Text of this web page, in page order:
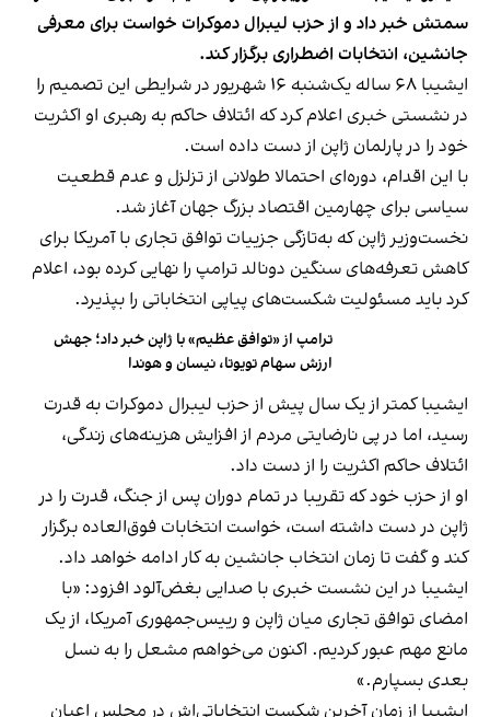
سمتش خبر داد و از حزب لیبرال دموکرات خواست برای معرفی
جانشین، انتخابات اضطراری برگزار کند.
ایشیبا ۶۸ ساله یک‌شنبه ۱۶ شهریور در شرایطی این تصمیم را
در نشستی خبری اعلام کرد که ائتلاف حاکم به رهبری او اکثریت
خود را در پارلمان ژاپن از دست داده است.
با این اقدام، دوره‌ای احتمالا طولانی از تزلزل و عدم قطعیت
سیاسی برای چهارمین اقتصاد بزرگ جهان آغاز شد.
نخست‌وزیر ژاپن که به‌تازگی جزییات توافق تجاری با آمریکا برای
کاهش تعرفه‌های سنگین دونالد ترامپ را نهایی کرده بود، اعلام
کرد باید مسئولیت شکست‌های پیاپی انتخاباتی را بپذیرد.
ترامپ از «توافق عظیم» با ژاپن خبر داد؛ جهش
ارزش سهام تویوتا، نیسان و هوندا
ایشیبا کمتر از یک سال پیش از حزب لیبرال‌ دموکرات به قدرت
رسید، اما در پی نارضایتی مردم از افزایش هزینه‌های زندگی،
ائتلاف حاکم اکثریت را از دست داد.
او از حزب خود که تقریبا در تمام دوران پس از جنگ، قدرت را در
ژاپن در دست داشته است، خواست انتخابات فوق‌العاده برگزار
کند و گفت تا زمان انتخاب جانشین به کار ادامه خواهد داد.
ایشیبا در این نشست خبری با صدایی بغض‌آلود افزود: «با
امضای توافق تجاری میان ژاپن و رییس‌جمهوری آمریکا، از یک
مانع مهم عبور کردیم. اکنون می‌خواهم مشعل را به نسل
بعدی بسپارم.»
ایشیبا از زمان آخرین شکست انتخاباتی‌اش در مجلس اعیان